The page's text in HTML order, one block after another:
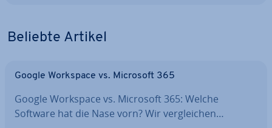
Beliebte Artikel
Google Workspace vs. Microsoft 365
Google Workspace vs. Microsoft 365: Welche
Software hat die Nase vorn? Wir ver­glei­chen…